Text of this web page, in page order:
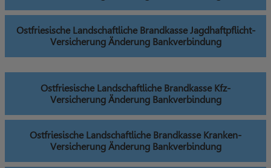
Ostfriesische Landschaftliche Brandkasse Jagdhaftpflicht-
Versicherung Änderung Bankverbindung
Ostfriesische Landschaftliche Brandkasse Kfz-
Versicherung Änderung Bankverbindung
Ostfriesische Landschaftliche Brandkasse Kranken-
Versicherung Änderung Bankverbindung